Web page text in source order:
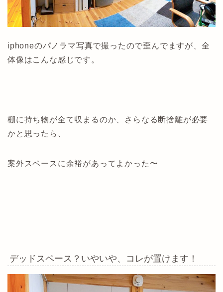
iphoneのパノラマ写真で撮ったので歪んでますが、全
体像はこんな感じです。
棚に持ち物が全て収まるのか、さらなる断捨離が必要
かと思ったら、
案外スペースに余裕があってよかった〜
デッドスペース？いやいや、コレが置けます！